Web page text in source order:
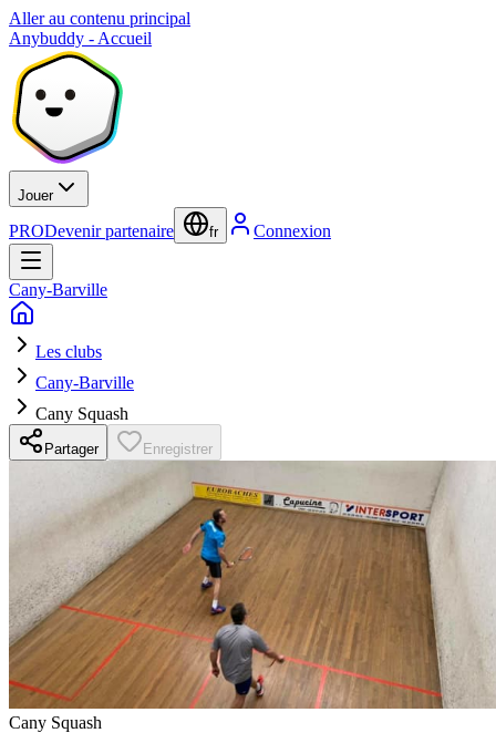
Aller au contenu principal
Anybuddy - Accueil
Jouer
PRODevenir partenaire fr Connexion
Cany-Barville
Les clubs
Cany-Barville
Cany Squash
Partager Enregistrer
Cany Squash